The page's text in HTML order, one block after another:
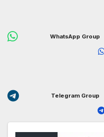
WhatsApp Group
Telegram Group